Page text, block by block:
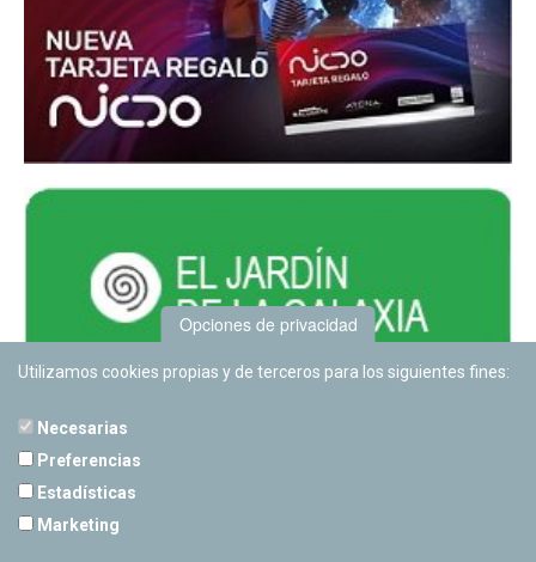
Opciones de privacidad
Utilizamos cookies propias y de terceros para los siguientes fines:
Necesarias
Preferencias
Estadísticas
Marketing